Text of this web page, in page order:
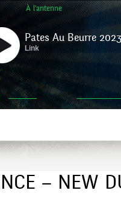
À l'antenne
Pates Au Beurre
Link
– NEW